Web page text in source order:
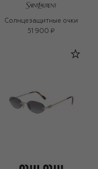
Солнцезащитные очки
51 900 ₽